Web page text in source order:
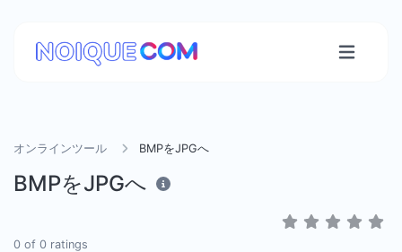
オンラインツール BMPをJPGへ
BMPをJPGへ
0 of 0 ratings